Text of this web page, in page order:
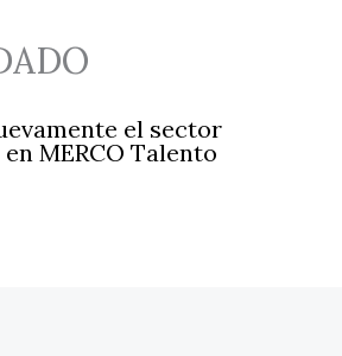
el sector
MERCO Talento